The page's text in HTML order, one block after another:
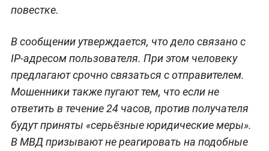
повестке.
В сообщении утверждается, что дело связано с
IP-адресом пользователя. При этом человеку
предлагают срочно связаться с отправителем.
Мошенники также пугают тем, что если не
ответить в течение 24 часов, против получателя
будут приняты «серьёзные юридические меры».
В МВД призывают не реагировать на подобные